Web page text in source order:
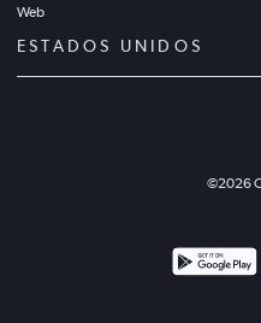
Web
ESTADOS UNIDOS
©2026